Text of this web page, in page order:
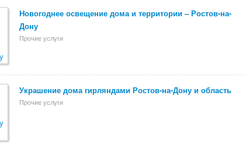
Новогоднее освещение дома и территории – Ростов-на-
Дону
Прочие услуги
Украшение дома гирляндами Ростов-на-Дону и область
Прочие услуги